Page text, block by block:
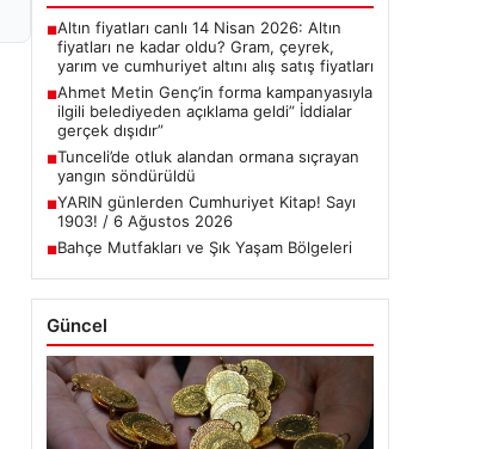
■Altın fiyatları canlı 14 Nisan 2026: Altın
fiyatları ne kadar oldu? Gram, çeyrek,
yarım ve cumhuriyet altını alış satış fiyatları
■Ahmet Metin Genç’in forma kampanyasıyla
ilgili belediyeden açıklama geldi” İddialar
gerçek dışıdır”
■Tunceli’de otluk alandan ormana sıçrayan
yangın söndürüldü
■YARIN günlerden Cumhuriyet Kitap! Sayı
1903! / 6 Ağustos 2026
■Bahçe Mutfakları ve Şık Yaşam Bölgeleri
Güncel